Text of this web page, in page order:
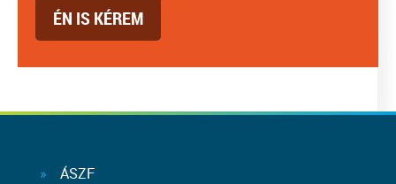
ÉN IS KÉREM
ÁSZF